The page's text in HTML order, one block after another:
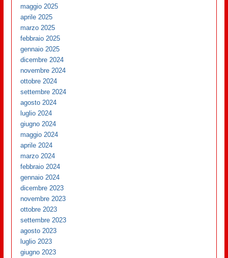
maggio 2025
aprile 2025
marzo 2025
febbraio 2025
gennaio 2025
dicembre 2024
novembre 2024
ottobre 2024
settembre 2024
agosto 2024
luglio 2024
giugno 2024
maggio 2024
aprile 2024
marzo 2024
febbraio 2024
gennaio 2024
dicembre 2023
novembre 2023
ottobre 2023
settembre 2023
agosto 2023
luglio 2023
giugno 2023